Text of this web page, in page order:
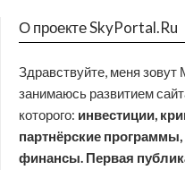
О проекте SkyPortal.Ru
Здравствуйте, меня
занимаюсь развитием
которого: инвестиции,
партнёрские
финансы. Первая